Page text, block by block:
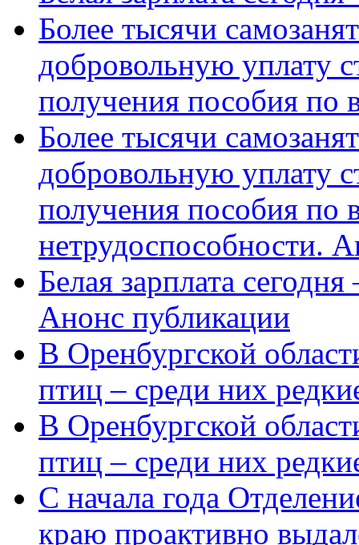
Более тысячи
добровольную уплату
получения пособия по
Более тысячи
добровольную уплату
получения пособия по
нетрудоспособности.
Белая зарплата
Анонс публикации
В Оренбургской
птиц – среди них
В Оренбургской
птиц – среди них
С начала года
краю проактивно